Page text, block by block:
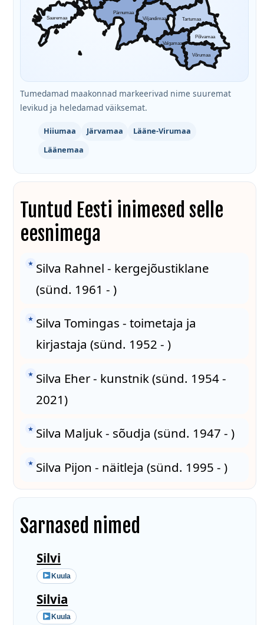
Saaremaa
Pärnumaa
Viljandimaa
Tartumaa
Põlvamaa
Võrumaa
Valgamaa
Tumedamad maakonnad markeerivad nime suuremat
levikud ja heledamad väiksemat.
Hiiumaa Järvamaa
Lääne-Virumaa
Läänemaa
Tuntud Eesti inimesed selle
eesnimega
★ Silva Rahnel - kergejõustiklane
(sünd. 1961 - )
★ Silva Tomingas - toimetaja ja
kirjastaja (sünd. 1952 - )
★ Silva Eher - kunstnik (sünd. 1954 -
2021)
★ Silva Maljuk - sõudja (sünd. 1947 - )
★ Silva Pijon - näitleja (sünd. 1995 - )
Sarnased nimed
Silvi
Kuula
Silvia
Kuula